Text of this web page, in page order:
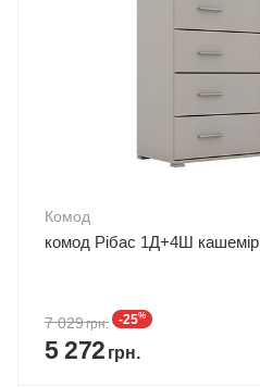
Комод
комод Рібас 1Д+4Ш кашемір
7 029 -25%
5 272